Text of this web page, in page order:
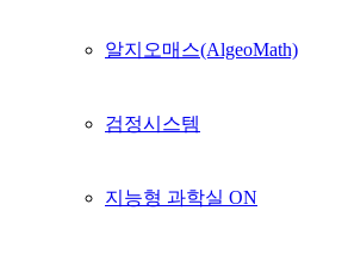
알지오매스(AlgeoMath)
검정시스템
지능형 과학실 ON